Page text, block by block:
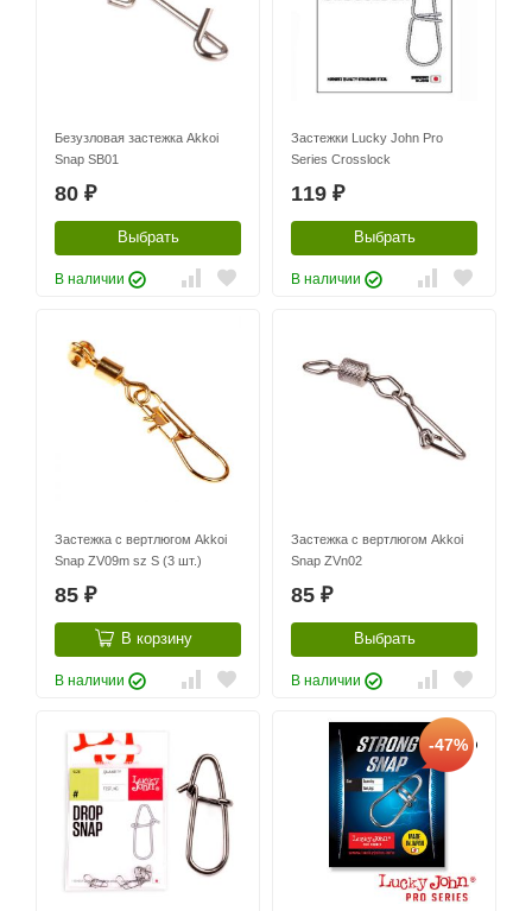
Безузловая застежка Akkoi
Snap SB01
80 ₽
Выбрать
В наличии
Застежки Lucky John Pro
Series Crosslock
119 ₽
Выбрать
В наличии
Застежка с вертлюгом Akkoi
Snap ZV09m sz S (3 шт.)
85 ₽
В корзину
В наличии
Застежка с вертлюгом Akkoi
Snap ZVn02
85 ₽
Выбрать
В наличии
-47%